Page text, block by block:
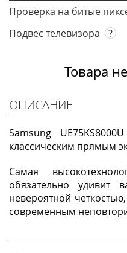
Проверка на битые
Подвес телевизора
?
Товара
ОПИСАНИЕ
Samsung
классическим прямым
Самая
обязательно удивит
невероятной
современным